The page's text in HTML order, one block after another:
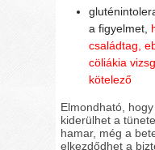
a figyelmet,
családtag,
cöliákia
kötelező
Elmondható,
kiderülhet a
hamar, még a
elkezdődhet a